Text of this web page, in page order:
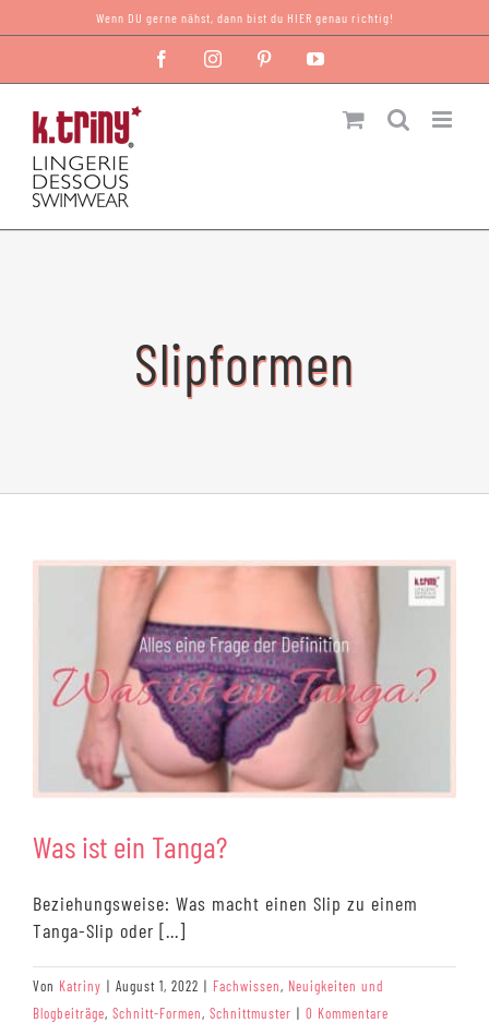
Inhalt
Wenn DU gerne nähst, dann bist du HIER genau richtig!
FacebookInstagramPinterest
Slipformen
Was ist ein Tanga?
Beziehungsweise: Was macht einen Slip zu einem
Tanga-Slip oder [...]
Von Katriny | August 1, 2022 | Fachwissen, Neuigkeiten und
Blogbeiträge, Schnitt-Formen, Schnittmuster | 0 Kommentare